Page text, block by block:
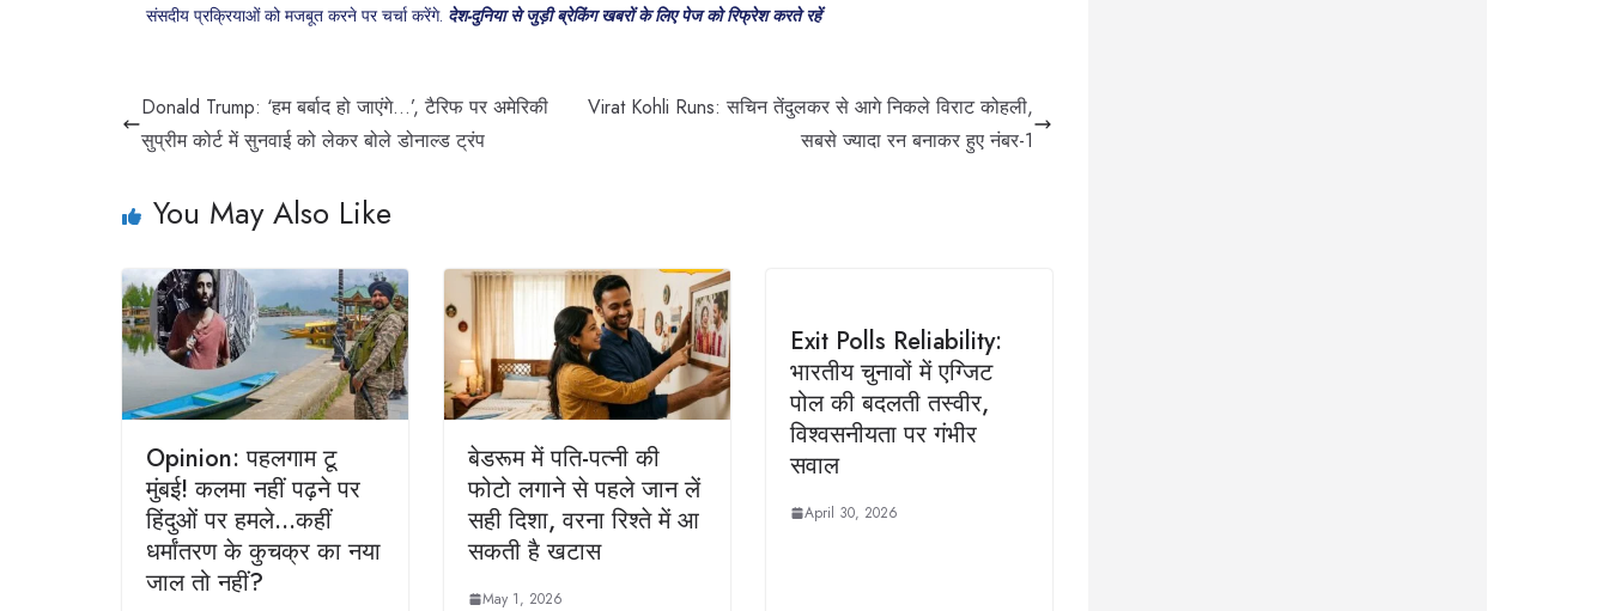
संसदीय प्रक्रियाओं को मजबूत करने पर चर्चा करेंगे. देश-दुनिया से जुड़ी ब्रेकिंग खबरों के लिए पेज को रिफ्रेश करते रहें
Donald Trump: ‘हम बर्बाद हो जाएंगे…’, टैरिफ पर अमेरिकी
सुप्रीम कोर्ट में सुनवाई को लेकर बोले डोनाल्ड ट्रंप
Virat Kohli Runs: सचिन तेंदुलकर से आगे निकले विराट कोहली,
सबसे ज्यादा रन बनाकर हुए नंबर-1
You May Also Like
Opinion: पहलगाम टू
मुंबई! कलमा नहीं पढ़ने पर
हिंदुओं पर हमले…कहीं
धर्मांतरण के कुचक्र का नया
जाल तो नहीं?
बेडरूम में पति-पत्नी की
फोटो लगाने से पहले जान लें
सही दिशा, वरना रिश्ते में आ
सकती है खटास
May 1, 2026
Exit Polls Reliability:
भारतीय चुनावों में एग्जिट
पोल की बदलती तस्वीर,
विश्वसनीयता पर गंभीर
सवाल
April 30, 2026